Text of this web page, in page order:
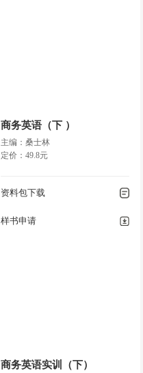
商务英语（下 ）
主编：桑士林
定价：49.8元
资料包下载
样书申请
商务英语实训（下）